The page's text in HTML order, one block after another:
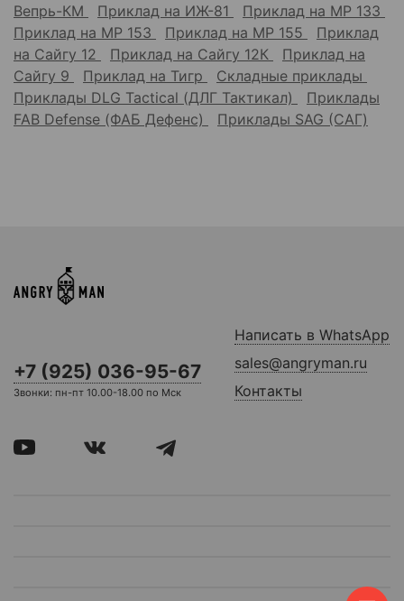
Вепрь-КМ
Приклад на ИЖ-81
Приклад на МР 133
Приклад на МР 153
Приклад на МР 155
Приклад
на Сайгу 12
Приклад на Сайгу 12К
Приклад на
Сайгу 9
Приклад на Тигр
Складные приклады
Приклады DLG Tactical (ДЛГ Тактикал)
Приклады
FAB Defense (ФАБ Дефенс)
Приклады SAG (САГ)
+7 (925) 036-95-67
Звонки: пн-пт 10.00-18.00 по Мск
Написать в WhatsApp
sales@angryman.ru
Контакты